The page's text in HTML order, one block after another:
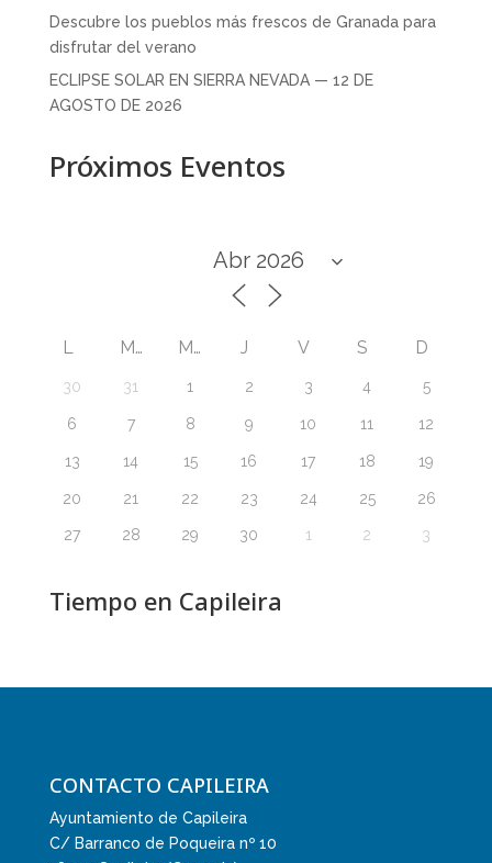
Descubre los pueblos más frescos de Granada para
disfrutar del verano
ECLIPSE SOLAR EN SIERRA NEVADA — 12 DE
AGOSTO DE 2026
Próximos Eventos
L M M J V S D
30 31 1 2 3 4 5
6 7 8 9 10 11 12
13 14 15 16 17 18 19
20 21 22 23 24 25 26
27 28 29 30 1 2 3
Tiempo en Capileira
CONTACTO CAPILEIRA
Ayuntamiento de Capileira
C/ Barranco de Poqueira nº 10